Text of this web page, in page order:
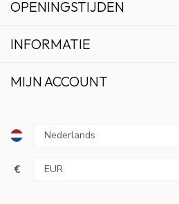
OPENINGSTIJDEN
INFORMATIE
MIJN ACCOUNT
€